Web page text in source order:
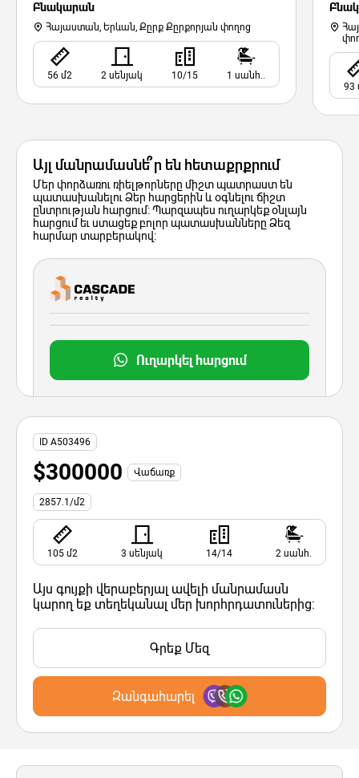
Բնակարան
Հայաստան, Երևան, Քըրք Քըրքորյան փողոց
56 մ2 2 սենյակ 10/15 1 սանհ..
93
Այլ մանրամասնե՞ր են հետաքրքրում
Մեր փորձառու ռիելթորները միշտ պատրաստ են
պատասխանելու Ձեր հարցերին և օգնելու ճիշտ
ընտրության հարցում: Պարզապես ուղարկեք օնլայն
հարցում եւ ստացեք բոլոր պատասխանները Ձեզ
հարմար տարբերակով:
Ուղարկել հարցում
ID A503496
$300000 Վաճառք
2857.1/մ2
105 մ2 3 սենյակ 14/14 2 սանհ.
Այս գույքի վերաբերյալ ավելի մանրամասն
կարող եք տեղեկանալ մեր խորհրդատուներից:
Գրեք Մեզ
Զանգահարել